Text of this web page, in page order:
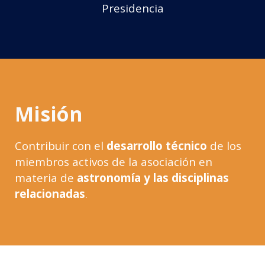
Presidencia
Misión
Contribuir con el desarrollo técnico de los
miembros activos de la asociación en
materia de astronomía y las disciplinas
relacionadas.